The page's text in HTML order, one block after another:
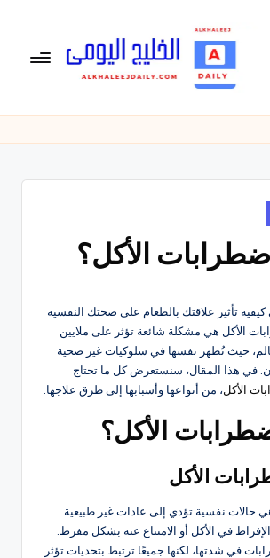
خ
يو
ى
متابعة
,
الرياضية
والاقتصادية.
الأكل؟
تأثير علاقتك بالطعام على صحتك النفسية
الأكل هي مشكلة شائعة تؤثر على ملايين
حيث تُظهر نفسها في سلوكيات غير صحية
في هذا المقال، سنستعرض كل ما تحتاج
الأكل، من أنواعها وأسبابها إلى طرق علاجها.
الأكل؟
الأكل
حالات نفسية تؤدي إلى عادات غير طبيعية
في الأكل أو الامتناع عنه بشكل مفرط.
في شدتها، لكنها جميعًا ترتبط بتحديات تؤثر